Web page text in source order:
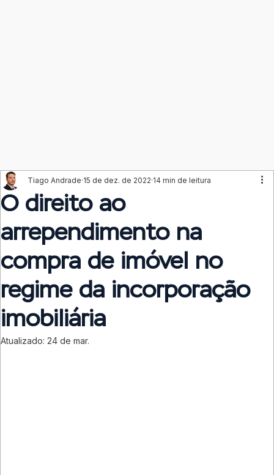
O direito ao
arrependimento na
compra de imóvel no
regime da incorporação
imobiliária
Tiago Andrade 15 de dez. de 2022 14 min de leitura
Atualizado: 24 de mar.